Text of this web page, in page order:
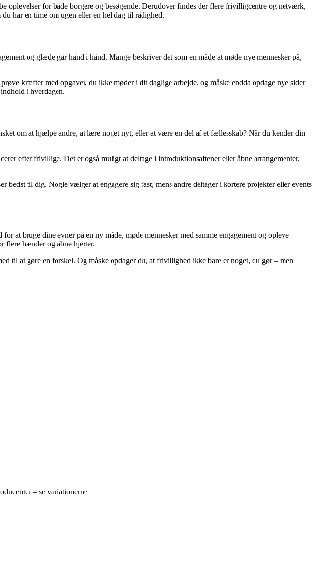
oplevelser for både borgere og besøgende. Derudover findes der flere frivilligcentre og netværk,
har en time om ugen eller en hel dag til rådighed.
og glæde går hånd i hånd. Mange beskriver det som en måde at møde nye mennesker på,
kræfter med opgaver, du ikke møder i dit daglige arbejde, og måske endda opdage nye sider
i hverdagen.
om at hjælpe andre, at lære noget nyt, eller at være en del af et fællesskab? Når du kender din
efter frivillige. Det er også muligt at deltage i introduktionsaftener eller åbne arrangementer,
til dig. Nogle vælger at engagere sig fast, mens andre deltager i kortere projekter eller events
at bruge dine evner på en ny måde, møde mennesker med samme engagement og opleve
flere hænder og åbne hjerter.
til at gøre en forskel. Og måske opdager du, at frivillighed ikke bare er noget, du gør – men
– se variationerne